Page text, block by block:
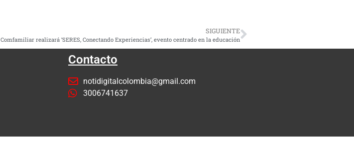
SIGUIENTE
Comfamiliar realizará ‘SERES, Conectando Experiencias’, evento centrado en la educación
Contacto
notidigitalcolombia@gmail.com
3006741637